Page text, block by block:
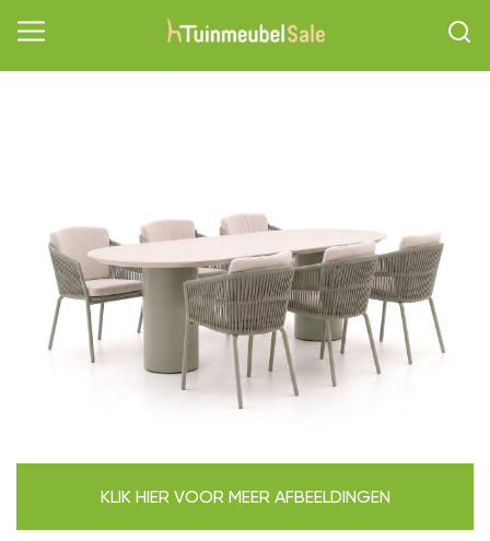
KLIK HIER VOOR MEER AFBEELDINGEN